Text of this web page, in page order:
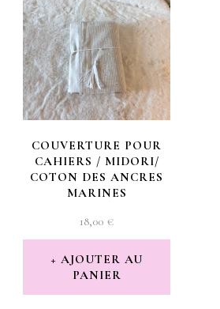
COUVERTURE POUR
CAHIERS / MIDORI/
COTON DES ANCRES
MARINES
18,00 €
AJOUTER AU
PANIER